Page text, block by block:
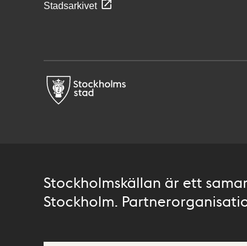
Stadsarkivet
Stockholmskällan är ett
Stockholm.